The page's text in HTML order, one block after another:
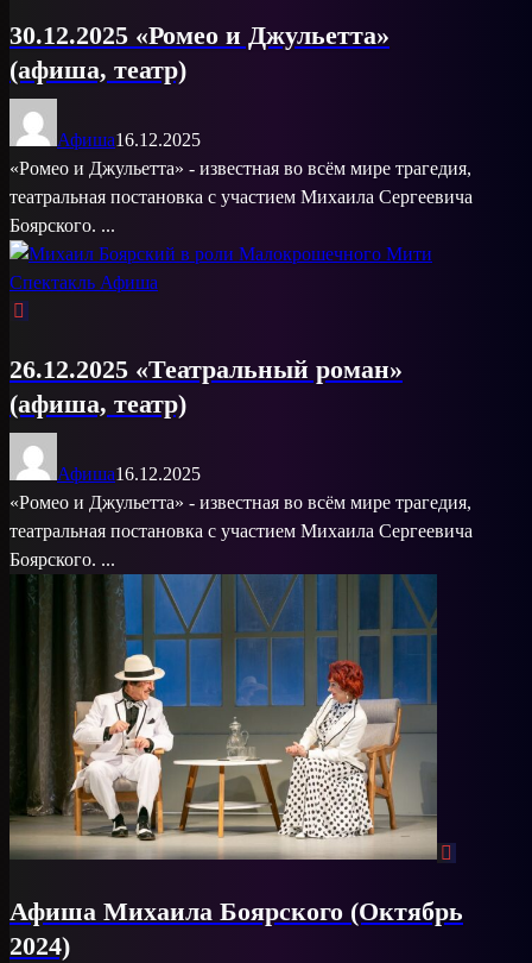
30.12.2025 «Ромео и Джульетта»
(афиша, театр)
Афиша16.12.2025
«Ромео и Джульетта» - известная во всём мире трагедия,
театральная постановка с участием Михаила Сергеевича
Боярского. ...
26.12.2025 «Театральный роман»
(афиша, театр)
Афиша16.12.2025
«Ромео и Джульетта» - известная во всём мире трагедия,
театральная постановка с участием Михаила Сергеевича
Боярского. ...
Афиша Михаила Боярского (Октябрь
2024)